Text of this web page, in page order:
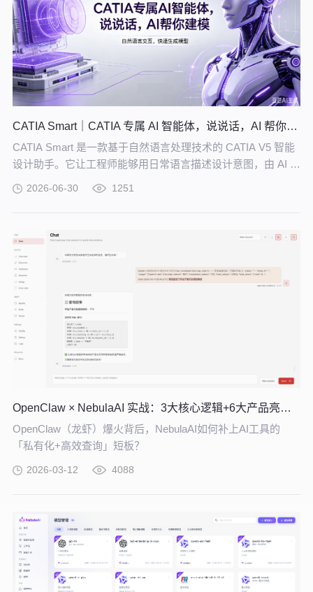
CATIA Smart｜CATIA 专属 AI 智能体，说说话，AI 帮你建模
CATIA Smart 是一款基于自然语言处理技术的 CATIA V5 智能
设计助手。它让工程师能够用日常语言描述设计意图，由 AI 自
2026-06-30 1251
OpenClaw × NebulaAI 实战：3大核心逻辑+6大产品亮点，企业 AI 提效必看
OpenClaw（龙虾）爆火背后，NebulaAI如何补上AI工具的
「私有化+高效查询」短板？
2026-03-12 4088